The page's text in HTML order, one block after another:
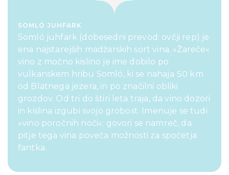
SOMLÓ JUHFARK
Somló juhfark (dobesedni prevod: ovčji rep) je
ena najstarejših madžarskih sort vina. »Žareče«
vino z močno kislino je ime dobilo po
vulkanskem hribu Somló, ki se nahaja 50 km
od Blatnega jezera, in po značilni obliki
grozdov. Od tri do štiri leta traja, da vino dozori
in kislina izgubi svojo grobost. Imenuje se tudi
»vino poročnih noči«: govori se namreč, da
pitje tega vina poveča možnosti za spočetja
fantka.